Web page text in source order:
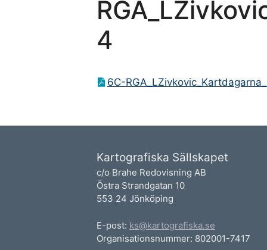
4
6C-
Kartografiska Sällskapet
c/o Brahe Redovisning AB
Östra Strandgatan 10
553 24 Jönköping
E-post: ks@kartografiska.se
Organisationsnummer: 802001-7417